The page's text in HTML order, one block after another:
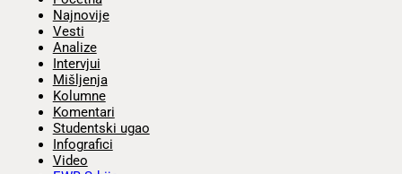
Najnovije
Vesti
Analize
Intervjui
Mišljenja
Kolumne
Komentari
Studentski ugao
Infografici
Video